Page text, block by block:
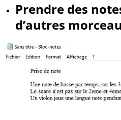
Prendre des
d’autres